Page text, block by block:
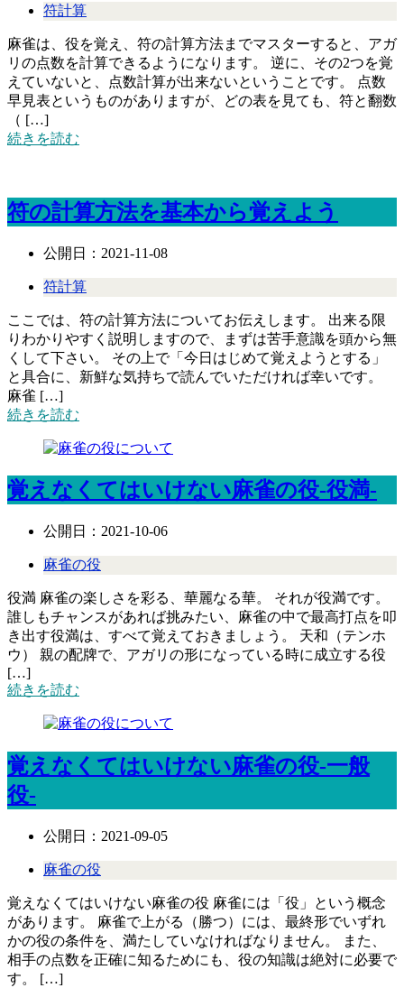
符計算
麻雀は、役を覚え、符の計算方法までマスターすると、アガ
リの点数を計算できるようになります。 逆に、その2つを覚
えていないと、点数計算が出来ないということです。 点数
早見表というものがありますが、どの表を見ても、符と翻数
（ […]
続きを読む
符の計算方法を基本から覚えよう
公開日： 2021-11-08
符計算
ここでは、符の計算方法についてお伝えします。 出来る限
りわかりやすく説明しますので、まずは苦手意識を頭から無
くして下さい。 その上で「今日はじめて覚えようとする」
と具合に、新鮮な気持ちで読んでいただければ幸いです。
麻雀 […]
続きを読む
覚えなくてはいけない麻雀の役-役満-
公開日： 2021-10-06
麻雀の役
役満 麻雀の楽しさを彩る、華麗なる華。 それが役満です。
誰しもチャンスがあれば挑みたい、麻雀の中で最高打点を叩
き出す役満は、すべて覚えておきましょう。 天和（テンホ
ウ） 親の配牌で、アガリの形になっている時に成立する役
[…]
続きを読む
覚えなくてはいけない麻雀の役-一般
役-
公開日： 2021-09-05
麻雀の役
覚えなくてはいけない麻雀の役 麻雀には「役」という概念
があります。 麻雀で上がる（勝つ）には、最終形でいずれ
かの役の条件を、満たしていなければなりません。 また、
相手の点数を正確に知るためにも、役の知識は絶対に必要で
す。 […]